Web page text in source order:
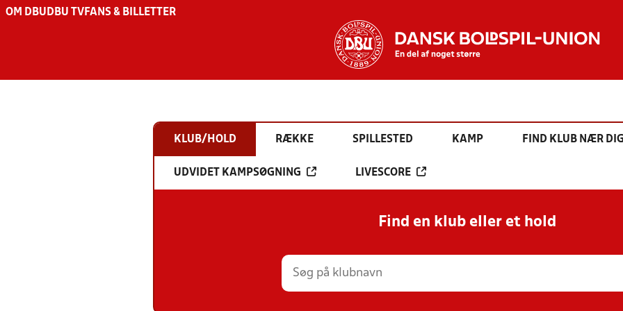
OM DBU DBU TV FANS & BILLETTER
KLUB/HOLD RÆKKE SPILLESTED KAMP FIND KLUB NÆR
UDVIDET KAMPSØGNING LIVESCORE
Find en klub eller et hold